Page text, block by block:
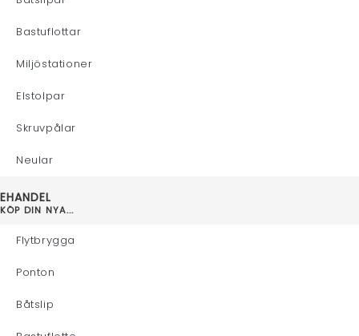
Bastuflottar
Miljöstationer
Elstolpar
Skruvpålar
Neular
EHANDEL
KÖP DIN NYA...
Flytbrygga
Ponton
Båtslip